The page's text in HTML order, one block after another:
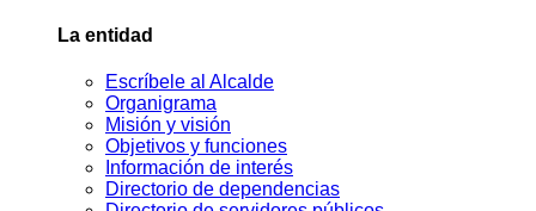
La entidad
Escríbele al Alcalde
Organigrama
Misión y visión
Objetivos y funciones
Información de interés
Directorio de dependencias